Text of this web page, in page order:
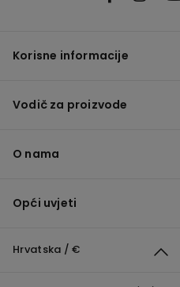
Korisne informacije
Vodič za proizvode
O nama
Opći uvjeti
Hrvatska / €